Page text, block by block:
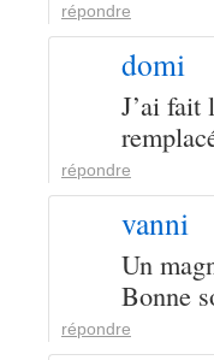
répondre
domi
J’ai fait
répondre
vanni
Un
Bonne
répondre